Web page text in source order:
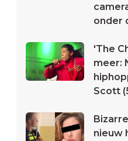
onder
'The
meer:
Scott
nieuw